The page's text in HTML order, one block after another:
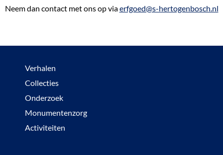
Neem dan contact met ons op viaerfgoed@s-hertogenbosch.nl
Verhalen
Collecties
Onderzoek
Monumentenzorg
Activiteiten